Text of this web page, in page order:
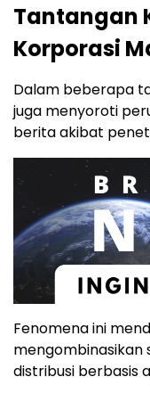
Tantangan
Korporasi
Dalam beberapa
juga menyoroti
berita akibat
Fenomena ini
mengombinasikan
distribusi berbasis